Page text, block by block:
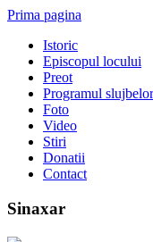
Prima pagina
Istoric
Episcopul locului
Preot
Programul slujbelor
Foto
Video
Stiri
Donatii
Contact
Sinaxar